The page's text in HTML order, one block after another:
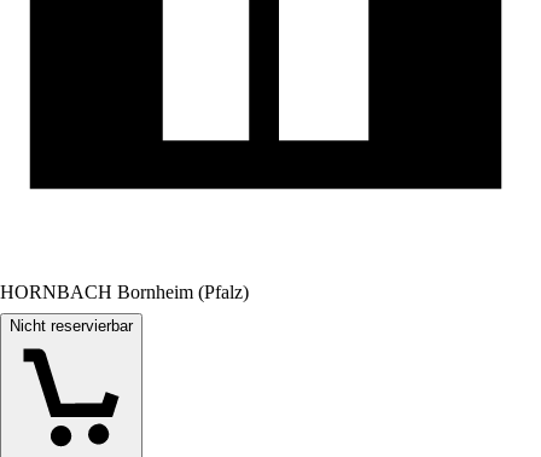
HORNBACH Bornheim (Pfalz)
Nicht reservierbar